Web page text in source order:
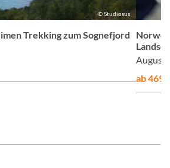
© Studiosus
Trekking zum Sognefjord
August
ab